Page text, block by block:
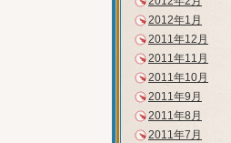
2012年1月
2011年12月
2011年11月
2011年10月
2011年9月
2011年8月
2011年7月